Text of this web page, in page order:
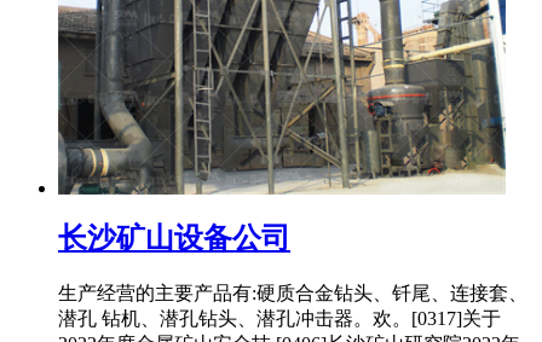
长沙矿山设备公司
生产经营的主要产品有:硬质合金钻头、钎尾、连接套、
潜孔 钻机、潜孔钻头、潜孔冲击器。欢。[0317]关于